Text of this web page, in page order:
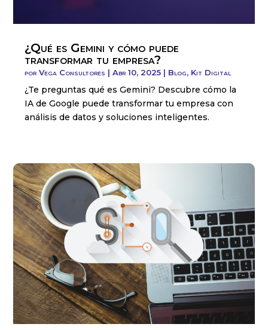
¿Qué es Gemini y cómo puede
transformar tu empresa?
porVega Consultores |Abr 10, 2025 | Blog, Kit Digital
¿Te preguntas qué es Gemini? Descubre cómo la
IA de Google puede transformar tu empresa con
análisis de datos y soluciones inteligentes.